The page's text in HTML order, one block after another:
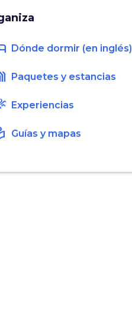
Dónde dormir (en inglés)
Paquetes y estancias
Experiencias
Guías y mapas